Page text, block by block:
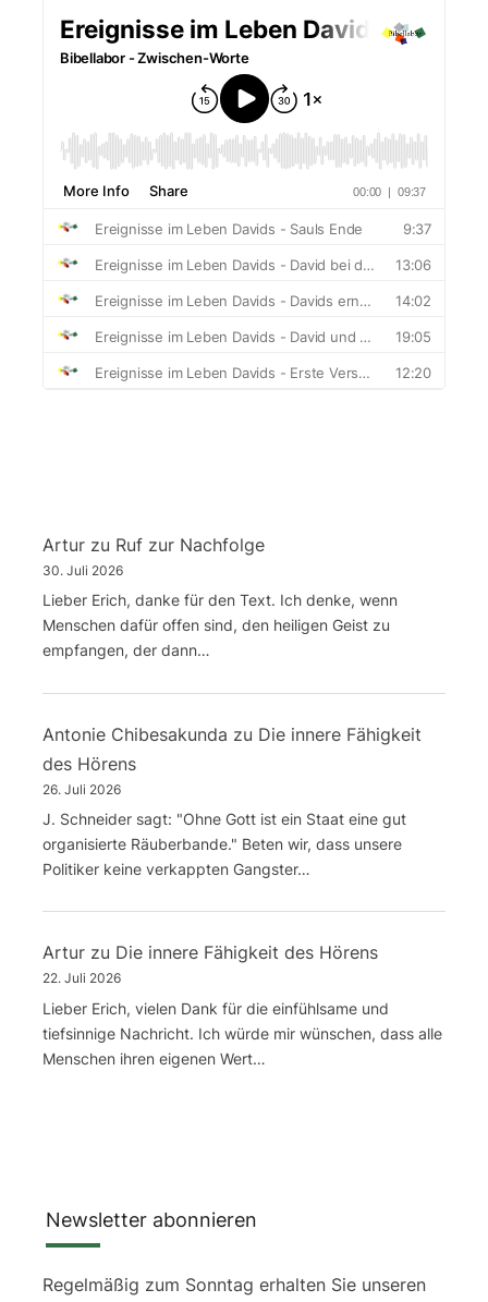
Artur zu Ruf zur Nachfolge
30. Juli 2026
Lieber Erich, danke für den Text. Ich denke, wenn
Menschen dafür offen sind, den heiligen Geist zu
empfangen, der dann…
Antonie Chibesakunda zu Die innere Fähigkeit
des Hörens
26. Juli 2026
J. Schneider sagt: "Ohne Gott ist ein Staat eine gut
organisierte Räuberbande." Beten wir, dass unsere
Politiker keine verkappten Gangster…
Artur zu Die innere Fähigkeit des Hörens
22. Juli 2026
Lieber Erich, vielen Dank für die einfühlsame und
tiefsinnige Nachricht. Ich würde mir wünschen, dass alle
Menschen ihren eigenen Wert…
Newsletter abonnieren
Regelmäßig zum Sonntag erhalten Sie unseren